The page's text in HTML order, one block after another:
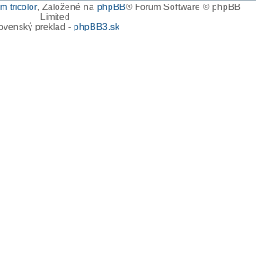
tricolor, Založené na phpBB® Forum Software © phpBB
Limited
preklad - phpBB3.sk